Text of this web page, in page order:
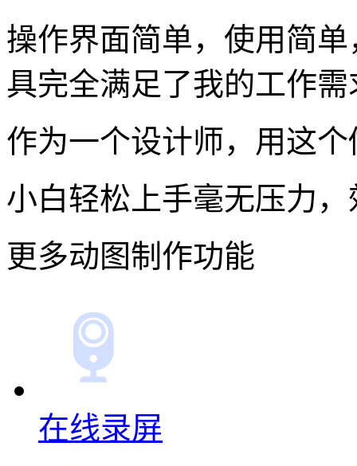
操作界面简单，使用简
具完全满足了我的工作需
作为一个设计师，用这
小白轻松上手毫无压力
更多动图制作功能
在线录屏